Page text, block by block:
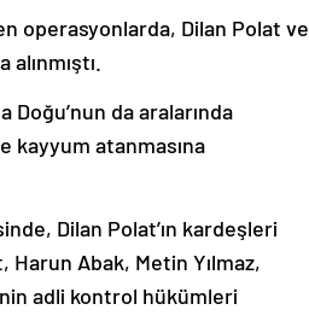
operasyonlarda, Dilan Polat ve
da aralarında
kayyum atanmasına
Dilan Polat’ın kardeşleri
Harun Abak, Metin Yılmaz,
adli kontrol hükümleri